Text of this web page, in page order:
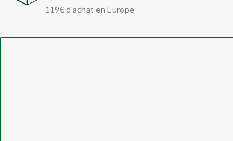
119€ d'achat en Europe